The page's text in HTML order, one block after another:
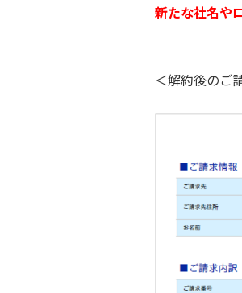
新たな社名や
＜解約後のご